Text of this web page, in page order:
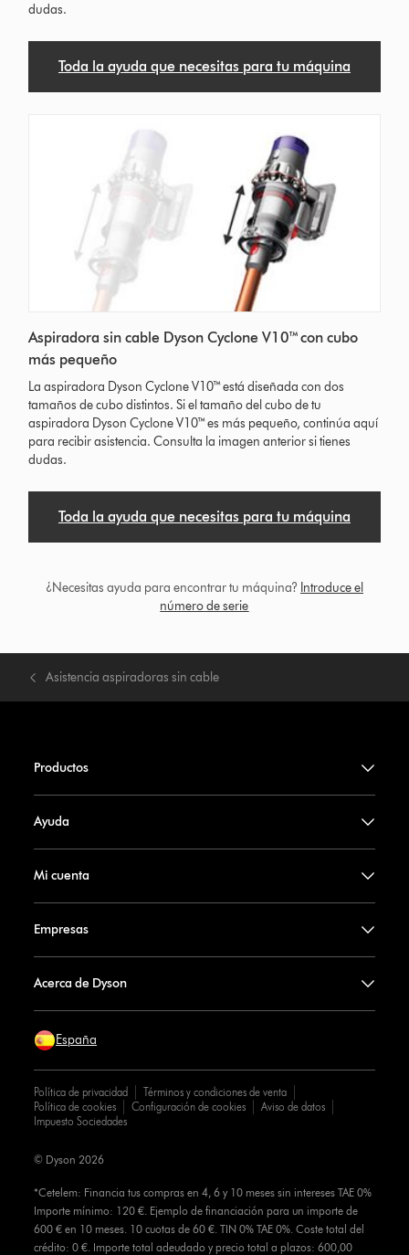
dudas.
Toda la ayuda que necesitas para tu máquina
Aspiradora sin cable Dyson Cyclone V10™ con cubo
más pequeño
La aspiradora Dyson Cyclone V10™ está diseñada con dos
tamaños de cubo distintos. Si el tamaño del cubo de tu
aspiradora Dyson Cyclone V10™ es más pequeño, continúa aquí
para recibir asistencia. Consulta la imagen anterior si tienes
dudas.
Toda la ayuda que necesitas para tu máquina
¿Necesitas ayuda para encontrar tu máquina? Introduce el
número de serie
Asistencia aspiradoras sin cable
Productos
Ayuda
Mi cuenta
Empresas
Acerca de Dyson
España
Política de privacidad
Términos y condiciones de venta
Política de cookies
Configuración de cookies
Aviso de datos
Impuesto Sociedades
*Cetelem: Financia tus compras en 4, 6 y 10 meses sin intereses TAE 0%
Importe mínimo: 120 €. Ejemplo de financiación para un importe de
600 € en 10 meses. 10 cuotas de 60 €. TIN 0% TAE 0%. Coste total del
crédito: 0 €. Importe total adeudado y precio total a plazos: 600,00
© Dyson 2026